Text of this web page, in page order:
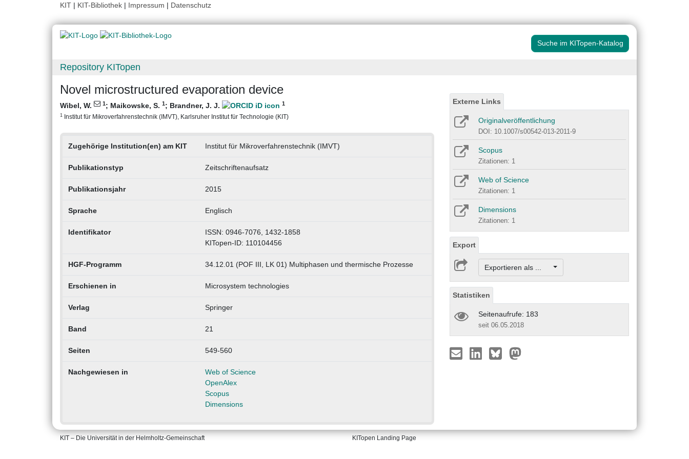
KIT | KIT-Bibliothek | Impressum | Datenschutz
Suche im KITopen-Katalog
Repository KITopen
Novel microstructured evaporation device
Wibel, W. 1; Maikowske, S. 1; Brandner, J. J. 1
1 Institut für Mikroverfahrenstechnik (IMVT), Karlsruher Institut für Technologie (KIT)
Zugehörige Institution(en) am KIT Institut für Mikroverfahrenstechnik (IMVT)
Publikationstyp Zeitschriftenaufsatz
Publikationsjahr 2015
Sprache Englisch
Identifikator
ISSN: 0946-7076, 1432-1858
KITopen-ID: 110104456
HGF-Programm 34.12.01 (POF III, LK 01) Multiphasen und thermische Prozesse
Erschienen in Microsystem technologies
Verlag Springer
Band 21
Seiten 549-560
Nachgewiesen in
Web of Science
OpenAlex
Scopus
Dimensions
Externe Links
Originalveröffentlichung
DOI: 10.1007/s00542-013-2011-9
Scopus
Zitationen: 1
Web of Science
Zitationen: 1
Dimensions
Zitationen: 1
Export
Exportieren als ...
Statistiken
Seitenaufrufe: 183
seit 06.05.2018
KIT – Die Universität in der Helmholtz-Gemeinschaft KITopen Landing Page